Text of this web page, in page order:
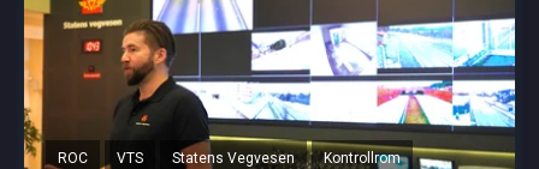
ROC VTS Statens Vegvesen Kontrollrom